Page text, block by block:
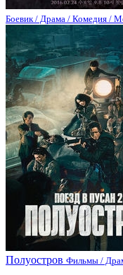
Боевик / Драма / Комедия /
Полуостров Фильмы /